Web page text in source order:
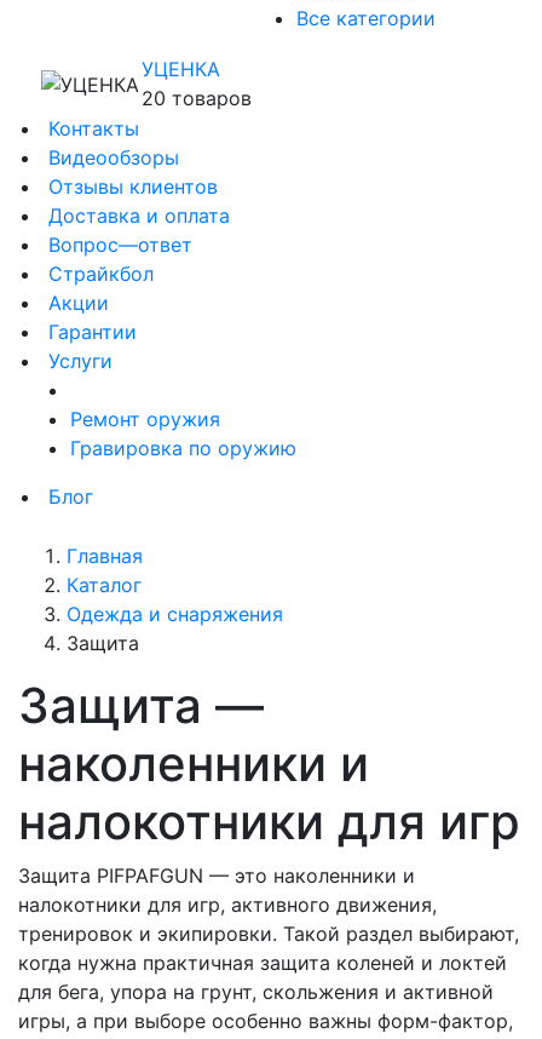
Все категории
УЦЕНКА
20 товаров
Контакты
Видеообзоры
Отзывы клиентов
Доставка и оплата
Вопрос—ответ
Страйкбол
Акции
Гарантии
Услуги
Ремонт оружия
Гравировка по оружию
Блог
Главная
Каталог
Одежда и снаряжения
Защита
Защита —
наколенники и
налокотники для игр
Защита PIFPAFGUN — это наколенники и
налокотники для игр, активного движения,
тренировок и экипировки. Такой раздел выбирают,
когда нужна практичная защита коленей и локтей
для бега, упора на грунт, скольжения и активной
игры, а при выборе особенно важны форм-фактор,